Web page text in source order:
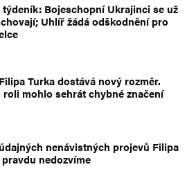
Bojeschopní Ukrajinci se už
Uhlíř žádá odškodnění pro
Turka dostává nový rozměr.
roli mohlo sehrát chybné značení
nenávistných projevů Filipa
nedozvíme